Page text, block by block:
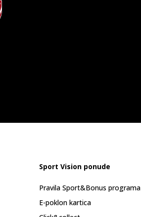
Sport Vision ponude
Pravila Sport&Bonus programa
E-poklon kartica